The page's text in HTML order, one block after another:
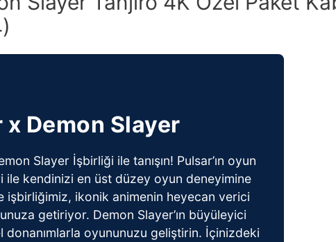
x Demon Slayer
Slayer İşbirliği ile tanışın! Pulsar’ın oyun
kendinizi en üst düzey oyun deneyimine
işbirliğimiz, ikonik animenin heyecan verici
getiriyor. Demon Slayer’ın büyüleyici
donanımlarla oyununuzu geliştirin. İçinizdeki